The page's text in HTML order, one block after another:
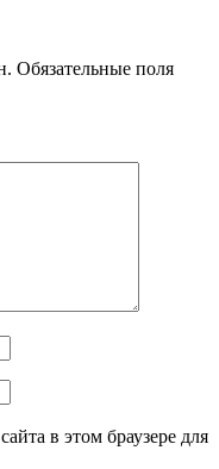
Обязательные поля
в этом браузере для